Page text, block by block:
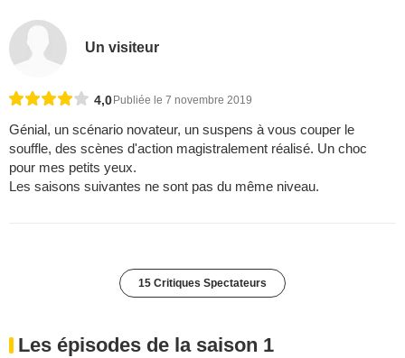
Un visiteur
4,0 Publiée le 7 novembre 2019
Génial, un scénario novateur, un suspens à vous couper le
souffle, des scènes d'action magistralement réalisé. Un choc
pour mes petits yeux.
Les saisons suivantes ne sont pas du même niveau.
15 Critiques Spectateurs
Les épisodes de la saison 1